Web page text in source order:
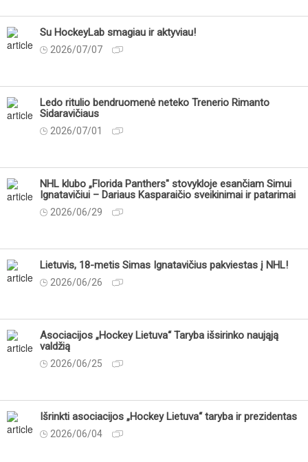
Su HockeyLab smagiau ir aktyviau!
2026/07/07
Ledo ritulio bendruomenė neteko Trenerio Rimanto
Sidaravičiaus
2026/07/01
NHL klubo „Florida Panthers" stovykloje esančiam Simui
Ignatavičiui – Dariaus Kasparaičio sveikinimai ir patarimai
2026/06/29
Lietuvis, 18-metis Simas Ignatavičius pakviestas į NHL!
2026/06/26
Asociacijos „Hockey Lietuva“ Taryba išsirinko naująją
valdžią
2026/06/25
Išrinkti asociacijos „Hockey Lietuva“ taryba ir prezidentas
2026/06/04